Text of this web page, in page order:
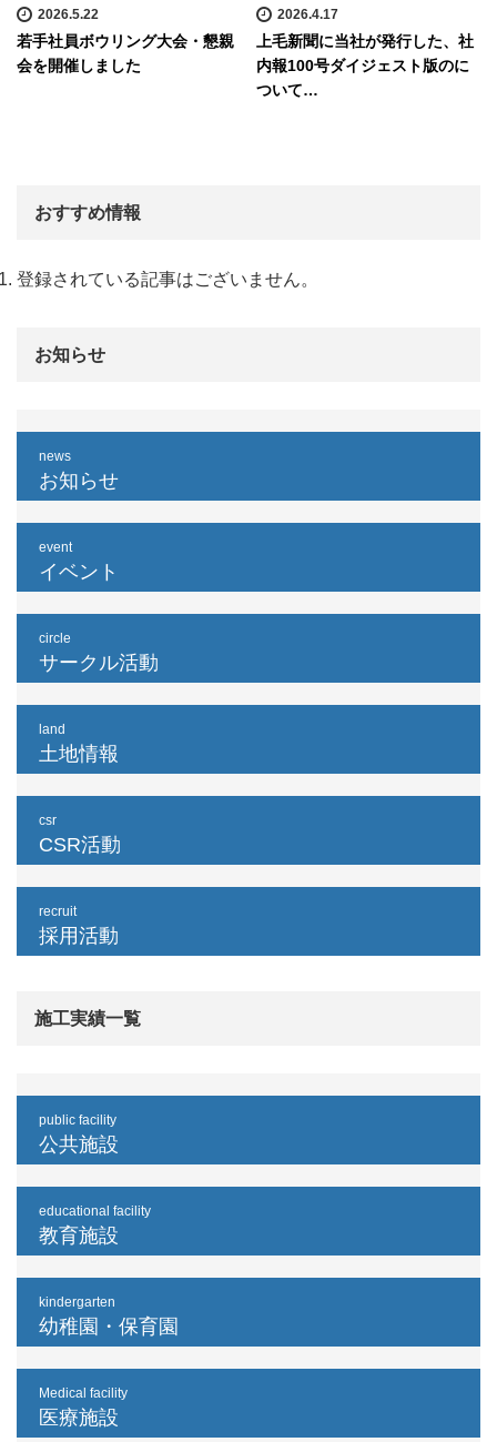
2026.5.22
若手社員ボウリング大会・懇親
会を開催しました
2026.4.17
上毛新聞に当社が発行した、社
内報100号ダイジェスト版のに
ついて…
おすすめ情報
登録されている記事はございません。
お知らせ
news
お知らせ
event
イベント
circle
サークル活動
land
土地情報
csr
CSR活動
recruit
採用活動
施工実績一覧
public facility
公共施設
educational facility
教育施設
kindergarten
幼稚園・保育園
Medical facility
医療施設